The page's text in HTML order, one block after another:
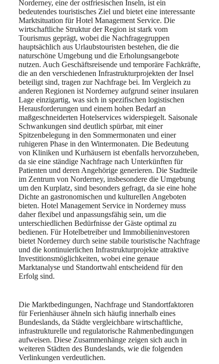
Norderney, eine der ostfriesischen Inseln, ist ein
bedeutendes touristisches Ziel und bietet eine interessante
Marktsituation für Hotel Management Service. Die
wirtschaftliche Struktur der Region ist stark vom
Tourismus geprägt, wobei die Nachfragegruppen
hauptsächlich aus Urlaubstouristen bestehen, die die
naturschöne Umgebung und die Erholungsangebote
nutzen. Auch Geschäftsreisende und temporäre Fachkräfte,
die an den verschiedenen Infrastrukturprojekten der Insel
beteiligt sind, tragen zur Nachfrage bei. Im Vergleich zu
anderen Regionen ist Norderney aufgrund seiner insularen
Lage einzigartig, was sich in spezifischen logistischen
Herausforderungen und einem hohen Bedarf an
maßgeschneiderten Hotelservices widerspiegelt. Saisonale
Schwankungen sind deutlich spürbar, mit einer
Spitzenbelegung in den Sommermonaten und einer
ruhigeren Phase in den Wintermonaten. Die Bedeutung
von Kliniken und Kurhäusern ist ebenfalls hervorzuheben,
da sie eine ständige Nachfrage nach Unterkünften für
Patienten und deren Angehörige generieren. Die Stadtteile
im Zentrum von Norderney, insbesondere die Umgebung
um den Kurplatz, sind besonders gefragt, da sie eine hohe
Dichte an gastronomischen und kulturellen Angeboten
bieten. Hotel Management Service in Norderney muss
daher flexibel und anpassungsfähig sein, um die
unterschiedlichen Bedürfnisse der Gäste optimal zu
bedienen. Für Hotelbetreiber und Immobilieninvestoren
bietet Norderney durch seine stabile touristische Nachfrage
und die kontinuierlichen Infrastrukturprojekte attraktive
Investitionsmöglichkeiten, wobei eine genaue
Marktanalyse und Standortwahl entscheidend für den
Erfolg sind.
Die Marktbedingungen, Nachfrage und Standortfaktoren
für Ferienhäuser ähneln sich häufig innerhalb eines
Bundeslands, da Städte vergleichbare wirtschaftliche,
infrastrukturelle und regulatorische Rahmenbedingungen
aufweisen. Diese Zusammenhänge zeigen sich auch in
weiteren Städten des Bundeslands, wie die folgenden
Verlinkungen verdeutlichen.